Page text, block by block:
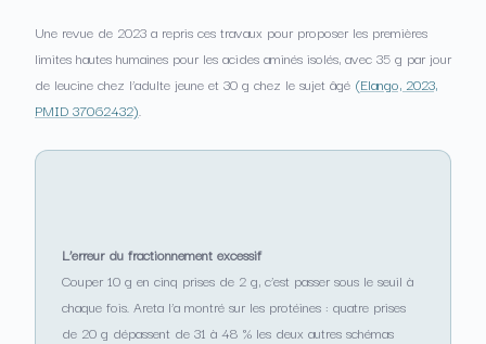
Une revue de 2023 a repris ces travaux pour proposer les premières
limites hautes humaines pour les acides aminés isolés, avec 35 g par jour
de leucine chez l’adulte jeune et 30 g chez le sujet âgé (Elango, 2023,
PMID 37062432)
L’erreur du fractionnement excessif
Couper 10 g en cinq prises de 2 g, c’est passer sous le seuil à
chaque fois. Areta l’a montré sur les protéines : quatre prises
de 20 g dépassent de 31 à 48 % les deux autres schémas